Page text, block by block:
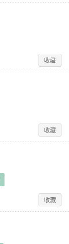
收藏
收藏
收藏